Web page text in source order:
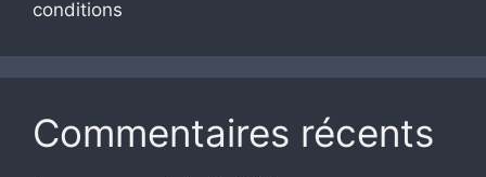
conditions
Commentaires récents